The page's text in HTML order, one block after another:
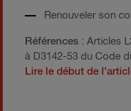
Renouveler son
Références : Articles
à D3142-53 du Code
Lire le début de